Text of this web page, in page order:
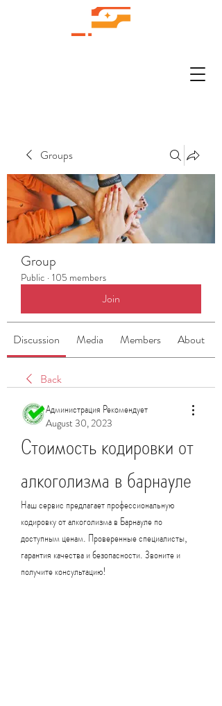
Groups
Group
Public · 105 members
Join
Discussion Media Members About
Back
Администрация Рекомендует
August 30, 2023
Стоимость кодировки от
алкоголизма в барнауле
Наш сервис предлагает профессиональную
кодировку от алкоголизма в Барнауле по
доступным ценам. Проверенные специалисты,
гарантия качества и безопасности. Звоните и
получите консультацию!